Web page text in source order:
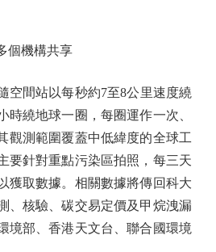
機構共享
間站以每秒約7至8公里速度繞
時繞地球一圈，每圈運作一次、
觀測範圍覆蓋中低緯度的全球工
要針對重點污染區拍照，每三天
獲取數據。相關數據將傳回科大
、核驗、碳交易定價及甲烷洩漏
境部、香港天文台、聯合國環境